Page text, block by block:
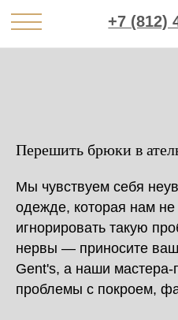
+7 (812) 424-46-69
Перешить брюки в
Мы чувствуем себя
одежде, которая нам
игнорировать такую
нервы — приносите
Gent's, а наши
проблемы с покроем,